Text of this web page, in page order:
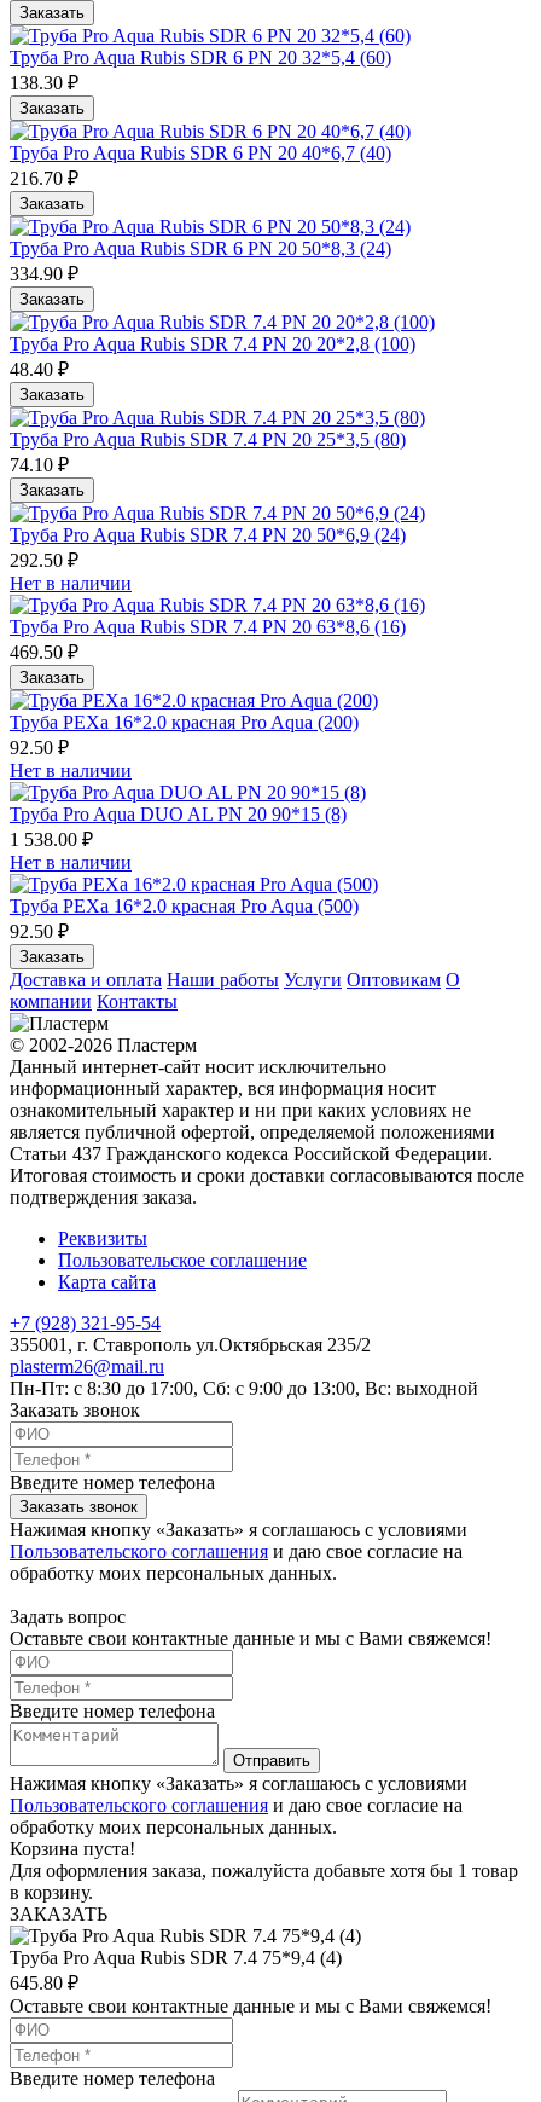
Заказать
Труба Pro Aqua Rubis SDR 6 PN 20 32*5,4 (60)
138.30 ₽
Заказать
Труба Pro Aqua Rubis SDR 6 PN 20 40*6,7 (40)
216.70 ₽
Заказать
Труба Pro Aqua Rubis SDR 6 PN 20 50*8,3 (24)
334.90 ₽
Заказать
Труба Pro Aqua Rubis SDR 7.4 PN 20 20*2,8 (100)
48.40 ₽
Заказать
Труба Pro Aqua Rubis SDR 7.4 PN 20 25*3,5 (80)
74.10 ₽
Заказать
Труба Pro Aqua Rubis SDR 7.4 PN 20 50*6,9 (24)
292.50 ₽
Нет в наличии
Труба Pro Aqua Rubis SDR 7.4 PN 20 63*8,6 (16)
469.50 ₽
Заказать
Труба PEXa 16*2.0 красная Pro Aqua (200)
92.50 ₽
Нет в наличии
Труба Pro Aqua DUO AL PN 20 90*15 (8)
1 538.00 ₽
Нет в наличии
Труба PEXa 16*2.0 красная Pro Aqua (500)
92.50 ₽
Заказать
Доставка и оплата Наши работы Услуги Оптовикам О
компании Контакты
© 2002-2026 Пластерм
Данный интернет-сайт носит исключительно
информационный характер, вся информация носит
ознакомительный характер и ни при каких условиях не
является публичной офертой, определяемой положениями
Статьи 437 Гражданского кодекса Российской Федерации.
Итоговая стоимость и сроки доставки согласовываются после
подтверждения заказа.
Реквизиты
Пользовательское соглашение
Карта сайта
+7 (928) 321-95-54
355001 , г. Ставрополь ул.Октябрьская 235/2
plasterm26@mail.ru
Пн-Пт: с 8:30 до 17:00, Сб: с 9:00 до 13:00, Вс: выходной
Заказать звонок
Введите номер телефона
Заказать звонок
Нажимая кнопку «Заказать» я соглашаюсь с условиями
Пользовательского соглашения и даю свое согласие на
обработку моих персональных данных.
Задать вопрос
Оставьте свои контактные данные и мы с Вами свяжемся!
Введите номер телефона
Отправить
Нажимая кнопку «Заказать» я соглашаюсь с условиями
Пользовательского соглашения и даю свое согласие на
обработку моих персональных данных.
Корзина пуста!
Для оформления заказа, пожалуйста добавьте хотя бы 1 товар
в корзину.
ЗАКАЗАТЬ
Труба Pro Aqua Rubis SDR 7.4 75*9,4 (4)
645.80 ₽
Оставьте свои контактные данные и мы с Вами свяжемся!
Введите номер телефона